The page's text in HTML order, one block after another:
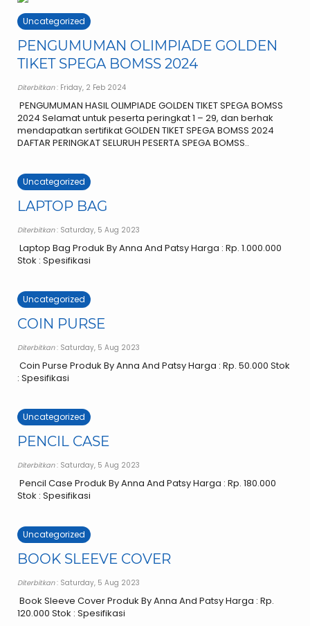
Uncategorized
PENGUMUMAN OLIMPIADE GOLDEN
TIKET SPEGA BOMSS 2024
Diterbitkan: Friday, 2 Feb 2024
PENGUMUMAN HASIL OLIMPIADE GOLDEN TIKET SPEGA BOMSS
2024 Selamat untuk peserta peringkat 1 – 29, dan berhak
mendapatkan sertifikat GOLDEN TIKET SPEGA BOMSS 2024
DAFTAR PERINGKAT SELURUH PESERTA SPEGA BOMSS..
Uncategorized
LAPTOP BAG
Diterbitkan: Saturday, 5 Aug 2023
Laptop Bag Produk By Anna And Patsy Harga : Rp. 1.000.000
Stok : Spesifikasi
Uncategorized
COIN PURSE
Diterbitkan: Saturday, 5 Aug 2023
Coin Purse Produk By Anna And Patsy Harga : Rp. 50.000 Stok
: Spesifikasi
Uncategorized
PENCIL CASE
Diterbitkan: Saturday, 5 Aug 2023
Pencil Case Produk By Anna And Patsy Harga : Rp. 180.000
Stok : Spesifikasi
Uncategorized
BOOK SLEEVE COVER
Diterbitkan: Saturday, 5 Aug 2023
Book Sleeve Cover Produk By Anna And Patsy Harga : Rp.
120.000 Stok : Spesifikasi